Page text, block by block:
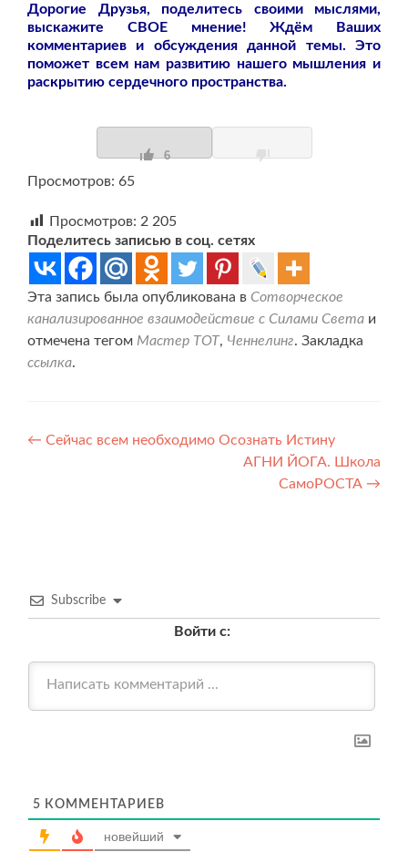
Дорогие Друзья, поделитесь своими мыслями,
выскажите СВОЕ мнение! Ждём Ваших
комментариев и обсуждения данной темы. Это
поможет всем нам развитию нашего мышления и
раскрытию сердечного пространства.
6
Просмотров: 65
Просмотров: 2 205
Поделитесь записью в соц. сетях
Эта запись была опубликована в Сотворческое
канализированное взаимодействие с Силами Света и
отмечена тегом Мастер ТОТ, Ченнелинг. Закладка
ссылка.
Навигация
← Сейчас всем необходимо Осознать Истину
АГНИ ЙОГА. Школа
СамоРОСТА →
Subscribe
Войти с:
5 КОММЕНТАРИЕВ
новейший